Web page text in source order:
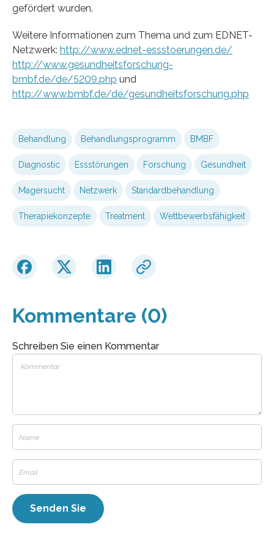
gefördert wurden.
Weitere Informationen zum Thema und zum EDNET-
Netzwerk: http://www.ednet-essstoerungen.de/
http://www.gesundheitsforschung-
bmbf.de/de/5209.php und
http://www.bmbf.de/de/gesundheitsforschung.php
Behandlung Behandlungsprogramm BMBF
Diagnostic Essstörungen Forschung Gesundheit
Magersucht Netzwerk Standardbehandlung
Therapiekonzepte Treatment Wettbewerbsfähigkeit
Kommentare (0)
Schreiben Sie einen Kommentar